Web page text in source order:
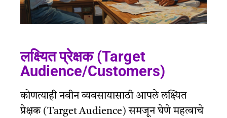
लक्ष्यित प्रेक्षक (Target
Audience/Customers)
कोणत्याही नवीन व्यवसायासाठी आपले लक्ष्यित
प्रेक्षक (Target Audience) समजून घेणे महत्वाचे